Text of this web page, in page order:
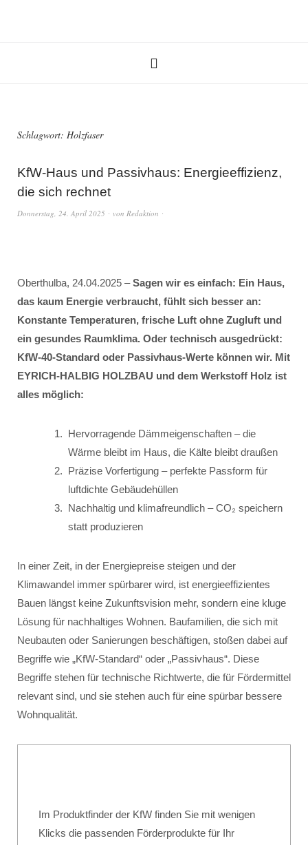
Schlagwort: Holzfaser
KfW-Haus und Passivhaus: Energieeffizienz,
die sich rechnet
Donnerstag, 24. April 2025 von Redaktion
Oberthulba, 24.04.2025 –Sagen wir es einfach: Ein Haus,
das kaum Energie verbraucht, fühlt sich besser an:
Konstante Temperaturen, frische Luft ohne Zugluft und
ein gesundes Raumklima. Oder technisch ausgedrückt:
KfW-40-Standard oder Passivhaus-Werte können wir. Mit
EYRICH-HALBIG HOLZBAU und dem Werkstoff Holz ist
alles möglich:
Hervorragende Dämmeigenschaften – die
Wärme bleibt im Haus, die Kälte bleibt draußen
Präzise Vorfertigung – perfekte Passform für
luftdichte Gebäudehüllen
Nachhaltig und klimafreundlich – CO₂ speichern
statt produzieren
In einer Zeit, in der Energiepreise steigen und der
Klimawandel immer spürbarer wird, ist energieeffizientes
Bauen längst keine Zukunftsvision mehr, sondern eine kluge
Lösung für nachhaltiges Wohnen. Baufamilien, die sich mit
Neubauten oder Sanierungen beschäftigen, stoßen dabei auf
Begriffe wie „KfW-Standard“ oder „Passivhaus“. Diese
Begriffe stehen für technische Richtwerte, die für Fördermittel
relevant sind, und sie stehen auch für eine spürbar bessere
Wohnqualität.
Im Produktfinder der KfW finden Sie mit wenigen
Klicks die passenden Förderprodukte für Ihr